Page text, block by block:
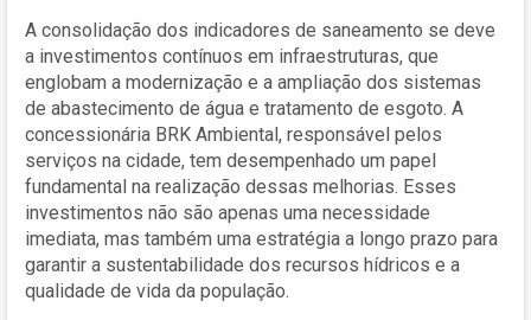
A consolidação dos indicadores de saneamento se deve
a investimentos contínuos em infraestruturas, que
englobam a modernização e a ampliação dos sistemas
de abastecimento de água e tratamento de esgoto. A
concessionária BRK Ambiental, responsável pelos
serviços na cidade, tem desempenhado um papel
fundamental na realização dessas melhorias. Esses
investimentos não são apenas uma necessidade
imediata, mas também uma estratégia a longo prazo para
garantir a sustentabilidade dos recursos hídricos e a
qualidade de vida da população.